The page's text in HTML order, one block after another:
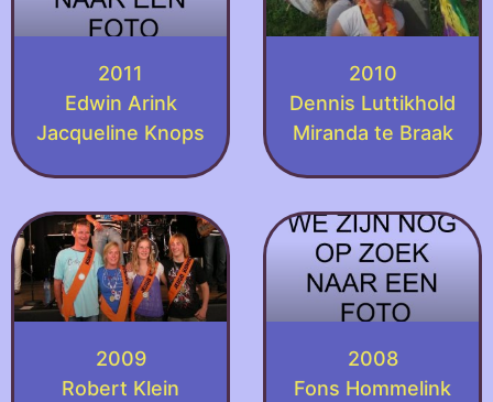
2011
Edwin Arink
Jacqueline Knops
2010
Dennis Luttikhold
Miranda te Braak
2009
Robert Klein
2008
Fons Hommelink